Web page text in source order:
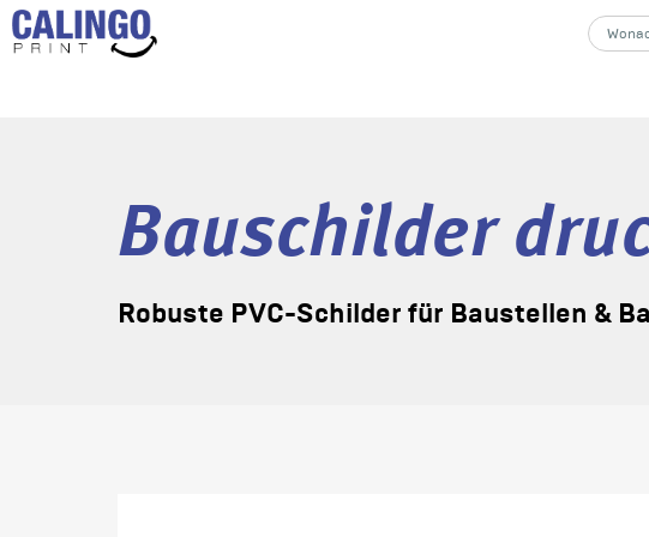
Bauschilder
Robuste PVC-Schilder für Baustellen &